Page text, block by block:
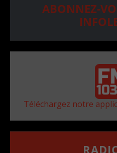
ABONNEZ-
Téléchargez notre